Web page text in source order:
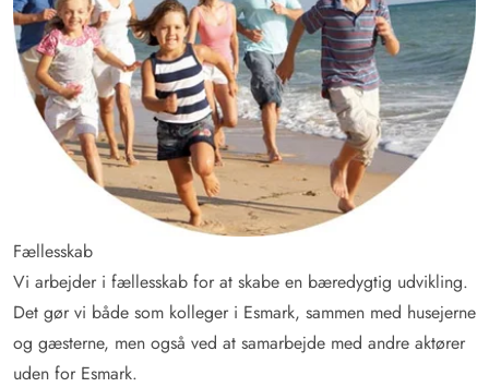
Fællesskab
Vi arbejder i fællesskab for at skabe en bæredygtig udvikling.
Det gør vi både som kolleger i Esmark, sammen med husejerne
og gæsterne, men også ved at samarbejde med andre aktører
uden for Esmark.